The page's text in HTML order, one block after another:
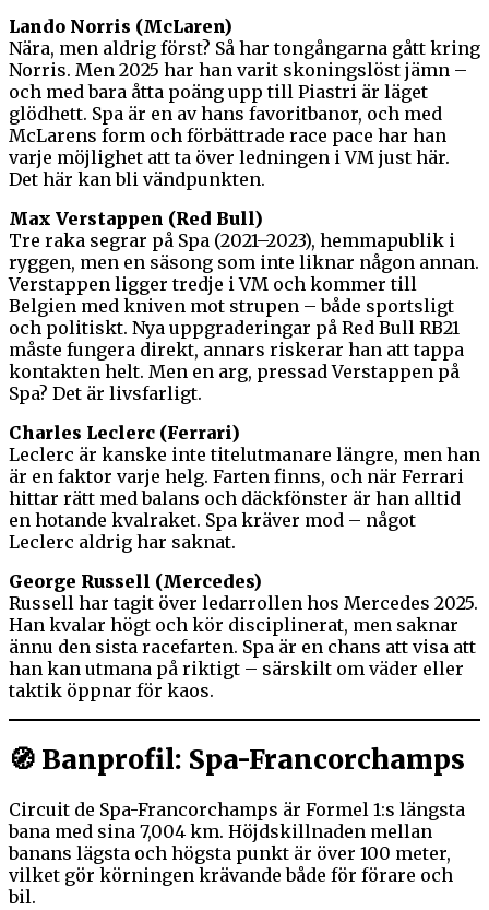
Lando Norris (McLaren)
Nära, men aldrig först? Så har tongångarna gått kring
Norris. Men 2025 har han varit skoningslöst jämn –
och med bara åtta poäng upp till Piastri är läget
glödhett. Spa är en av hans favoritbanor, och med
McLarens form och förbättrade race pace har han
varje möjlighet att ta över ledningen i VM just här.
Det här kan bli vändpunkten.
Max Verstappen (Red Bull)
Tre raka segrar på Spa (2021–2023), hemmapublik i
ryggen, men en säsong som inte liknar någon annan.
Verstappen ligger tredje i VM och kommer till
Belgien med kniven mot strupen – både sportsligt
och politiskt. Nya uppgraderingar på Red Bull RB21
måste fungera direkt, annars riskerar han att tappa
kontakten helt. Men en arg, pressad Verstappen på
Spa? Det är livsfarligt.
Charles Leclerc (Ferrari)
Leclerc är kanske inte titelutmanare längre, men han
är en faktor varje helg. Farten finns, och när Ferrari
hittar rätt med balans och däckfönster är han alltid
en hotande kvalraket. Spa kräver mod – något
Leclerc aldrig har saknat.
George Russell (Mercedes)
Russell har tagit över ledarrollen hos Mercedes 2025.
Han kvalar högt och kör disciplinerat, men saknar
ännu den sista racefarten. Spa är en chans att visa att
han kan utmana på riktigt – särskilt om väder eller
taktik öppnar för kaos.
🧭 Banprofil: Spa-Francorchamps
Circuit de Spa-Francorchamps är Formel 1:s längsta
bana med sina 7,004 km. Höjdskillnaden mellan
banans lägsta och högsta punkt är över 100 meter,
vilket gör körningen krävande både för förare och
bil.